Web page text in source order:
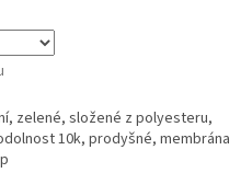
zelené, složené z polyesteru,
10k, prodyšné, membrána